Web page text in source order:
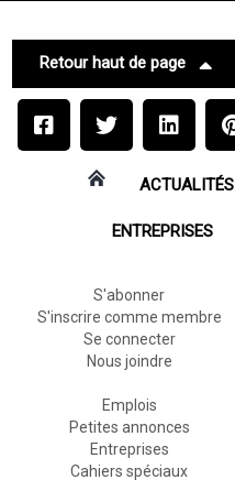
Retour haut de page
ACTUALITÉS
ENTREPRISES
S'abonner
S'inscrire comme membre
Se connecter
Nous joindre
Emplois
Petites annonces
Entreprises
Cahiers spéciaux